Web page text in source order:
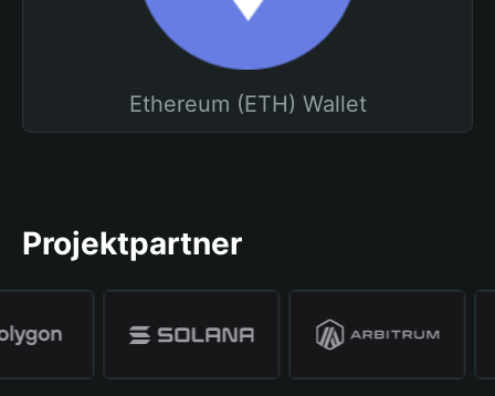
Ethereum (ETH) Wallet
Projektpartner